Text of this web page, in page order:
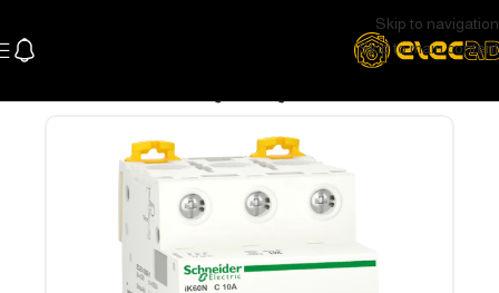
Skip to navigation
Skip to main content